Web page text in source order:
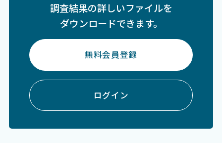
調査結果の詳しいファイルを
ダウンロードできます。
無料会員登録
ログイン